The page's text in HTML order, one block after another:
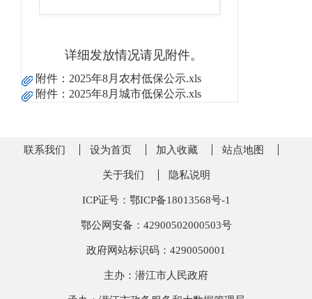
详细发放情况请见附件。
附件： 2025年8月农村低保公示.xls
附件： 2025年8月城市低保公示.xls
联系我们 设为首页 加入收藏 站点地图
关于我们 隐私说明
ICP证号：鄂ICP备18013568号-1
鄂公网安备：42900502000503号
政府网站标识码：4290050001
主办：潜江市人民政府